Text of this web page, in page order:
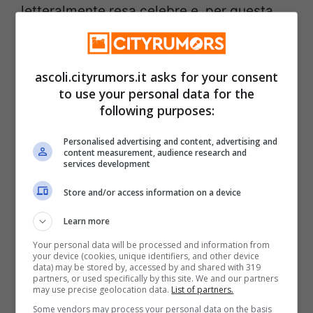
letteralmente resa celebre e, per questa
ragione, è diventata assai popolare. Come
durante la produzione per milioni di pezzi.
Nel prossimo paragrafo vi spieghiamo di
quale moneta si tratta e qual è la
caratteristicache l’ha resa celebre e che
ancora oggi ricordano in tantissimi.
La moneta da
quellabimetallica, quest’ultima presenta
una doppia lega, la stessa che era
realizzata per le500 lire, ma alcontrario
ascoli.cityrumors.it asks for your consent
to use your personal data for the
following purposes:
Personalised advertising and content, advertising and
content measurement, audience research and
services development
Store and/or access information on a device
Learn more
Your personal data will be processed and information from
your device (cookies, unique identifiers, and other device
data) may be stored by, accessed by and shared with 319
partners, or used specifically by this site. We and our partners
may use precise geolocation data. List of partners.
Some vendors may process your personal data on the basis